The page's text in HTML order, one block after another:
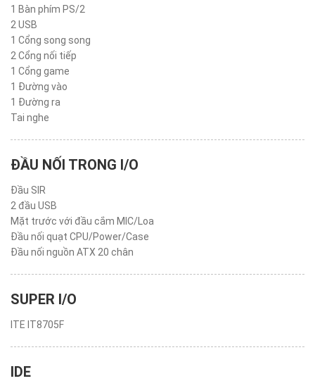
1 Bàn phím PS/2
2 USB
1 Cổng song song
2 Cổng nối tiếp
1 Cổng game
1 Đường vào
1 Đường ra
Tai nghe
ĐẦU NỐI TRONG I/O
Đầu SIR
2 đầu USB
Mặt trước với đầu cắm MIC/Loa
Đầu nối quạt CPU/Power/Case
Đầu nối nguồn ATX 20 chân
SUPER I/O
ITE IT8705F
IDE